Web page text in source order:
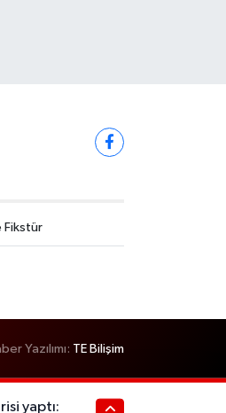
Fikstür
Yazılımı: TE Bilişim
yaptı: